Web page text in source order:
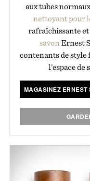
aux tubes
nettoyant pour
rafraîchissante
savonErnest
contenants de style
l’espace de
MAGASINEZ